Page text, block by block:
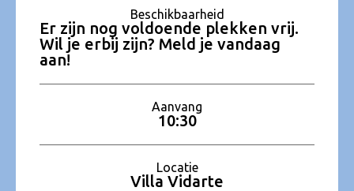
Beschikbaarheid
Er zijn nog voldoende plekken vrij.
Wil je erbij zijn? Meld je vandaag
aan!
Aanvang
10:30
Locatie
Villa Vidarte